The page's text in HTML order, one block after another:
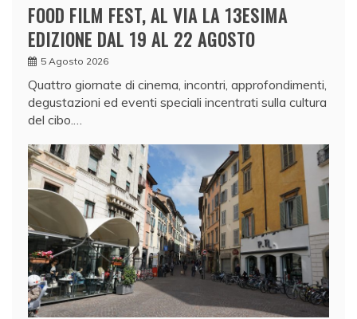
FOOD FILM FEST, AL VIA LA 13ESIMA
EDIZIONE DAL 19 AL 22 AGOSTO
5 Agosto 2026
Quattro giornate di cinema, incontri, approfondimenti,
degustazioni ed eventi speciali incentrati sulla cultura
del cibo.…